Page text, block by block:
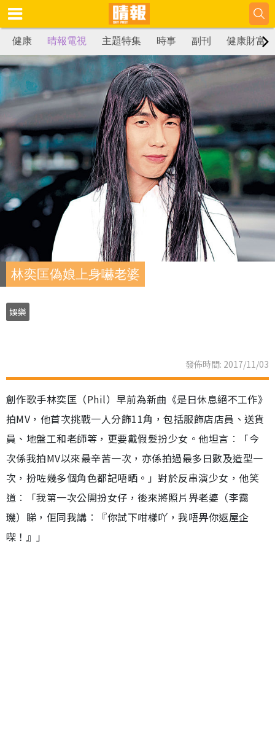
健康 晴報電視 主題特集 時事 副刊 健康財富
林奕匡偽娘上身嚇老婆
娛樂
發佈時間: 2017/11/03
創作歌手林奕匡（Phil）早前為新曲《是日休息絕不工作》
拍MV，他首次挑戰一人分飾11角，包括服飾店店員、送貨
員、地盤工和老師等，更要戴假髮扮少女。他坦言︰「今
次係我拍MV以來最辛苦一次，亦係拍過最多日數及造型一
次，扮咗幾多個角色都記唔晒。」對於反串演少女，他笑
道︰「我第一次公開扮女仔，後來將照片畀老婆（李靄
璣）睇，佢同我講︰『你試下咁樣吖，我唔畀你返屋企
㗎！』」